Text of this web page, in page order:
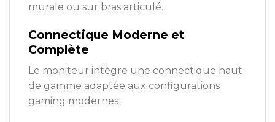
murale ou sur bras articulé.
Connectique Moderne et
Complète
Le moniteur intègre une connectique haut
de gamme adaptée aux configurations
gaming modernes :